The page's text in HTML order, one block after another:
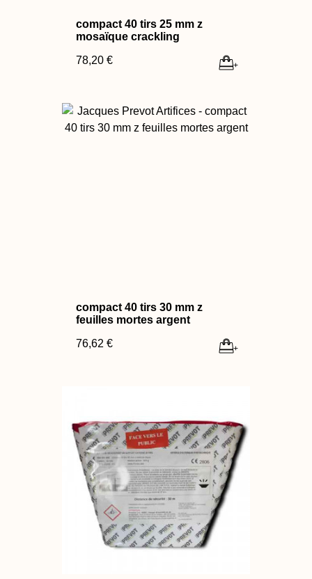
compact 40 tirs 25 mm z
mosaïque crackling
78,20 €
+
compact 40 tirs 30 mm z
feuilles mortes argent
76,62 €
+